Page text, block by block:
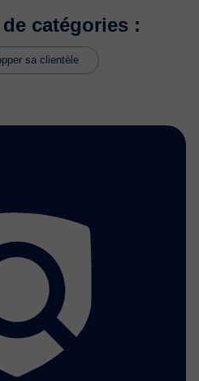
catégories :
sa clientèle